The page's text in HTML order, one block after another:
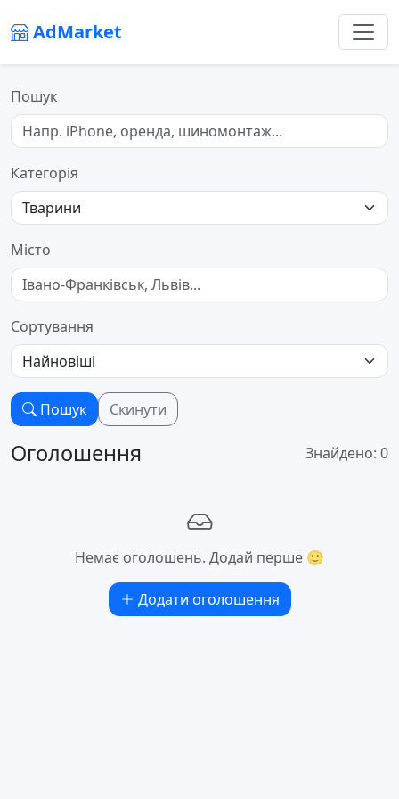
AdMarket
Пошук
Категорія
Місто
Сортування
Пошук Скинути
Оголошення Знайдено: 0
Немає оголошень. Додай перше 🙂
Додати оголошення